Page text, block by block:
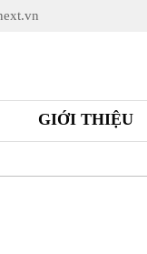
GIỚI THIỆU